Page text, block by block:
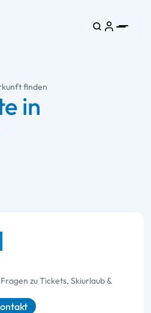
finden
in
zu Tickets, Skiurlaub &